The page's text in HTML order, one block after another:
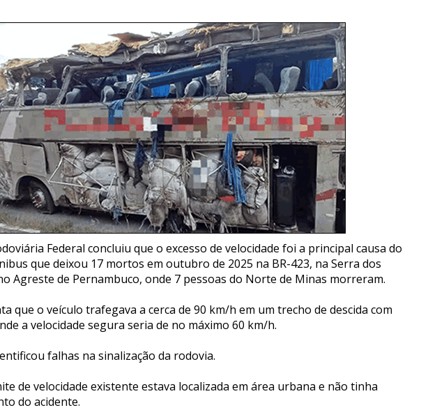
Federal concluiu que o excesso de velocidade foi a principal causa do
que deixou 17 mortos em outubro de 2025 na BR-423, na Serra dos
Agreste de Pernambuco, onde 7 pessoas do Norte de Minas morreram.
que o veículo trafegava a cerca de 90 km/h em um trecho de descida com
a velocidade segura seria de no máximo 60 km/h.
falhas na sinalização da rodovia.
de velocidade existente estava localizada em área urbana e não tinha
do acidente.